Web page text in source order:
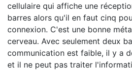
cellulaire qui affiche une
barres alors qu'il en faut cinq
connexion. C'est une bonne
cerveau. Avec seulement deux
communication est faible, il y a
et il ne peut pas traiter